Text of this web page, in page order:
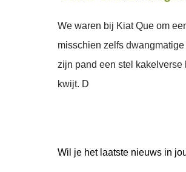
We waren bij Kiat Que om
misschien zelfs
zijn pand een stel
kwijt. D
Wil je het laatste nieuws in